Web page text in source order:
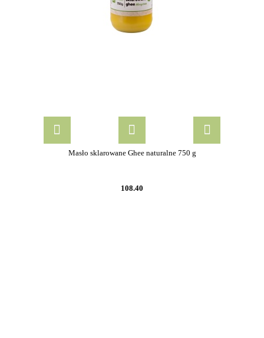
Masło sklarowane Ghee naturalne 750 g
108.40